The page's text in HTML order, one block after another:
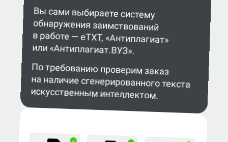
Вы сами выбираете систему
обнаружения заимствований
в работе — eTXT, «Антиплагиат»
или «Антиплагиат.ВУЗ».
По требованию проверим заказ
на наличие сгенерированного текста
искусственным интеллектом.